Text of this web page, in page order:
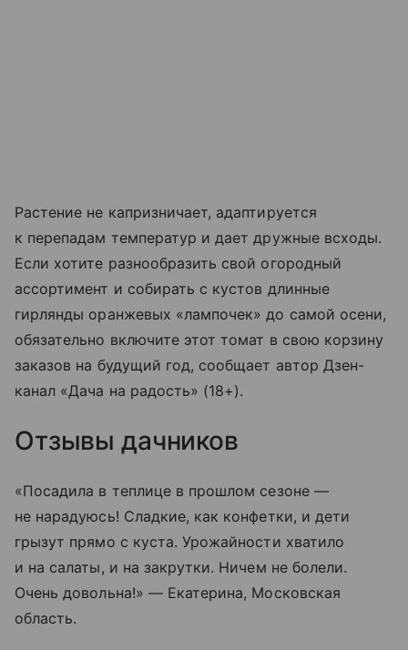
Растение не капризничает, адаптируется
к перепадам температур и дает дружные всходы.
Если хотите разнообразить свой огородный
ассортимент и собирать с кустов длинные
гирлянды оранжевых «лампочек» до самой осени,
обязательно включите этот томат в свою корзину
заказов на будущий год, сообщает автор Дзен-
канал «Дача на радость» (18+).
Отзывы дачников
«Посадила в теплице в прошлом сезоне —
не нарадуюсь! Сладкие, как конфетки, и дети
грызут прямо с куста. Урожайности хватило
и на салаты, и на закрутки. Ничем не болели.
Очень довольна!» — Екатерина, Московская
область.